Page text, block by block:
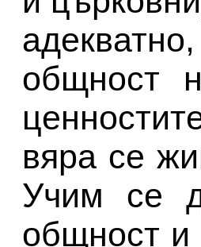
общност
вяра се
Учим се
общност и